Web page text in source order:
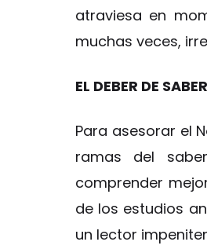
atraviesa en
muchas veces,
EL DEBER DE SABER
Para asesorar el
ramas del
comprender
de los estudios
un lector